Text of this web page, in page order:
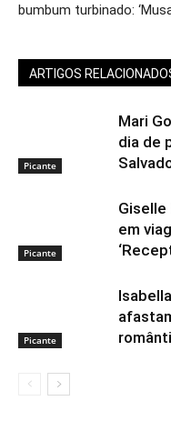
bumbum turbinado:
ARTIGOS
Picante
Mari
dia de
Picante
em
Picante